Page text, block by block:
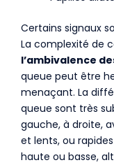
Certains signaux
La complexité de
l’ambivalence
queue peut être
menaçant. La
queue sont très
gauche, à droite,
et lents, ou
haute ou basse,